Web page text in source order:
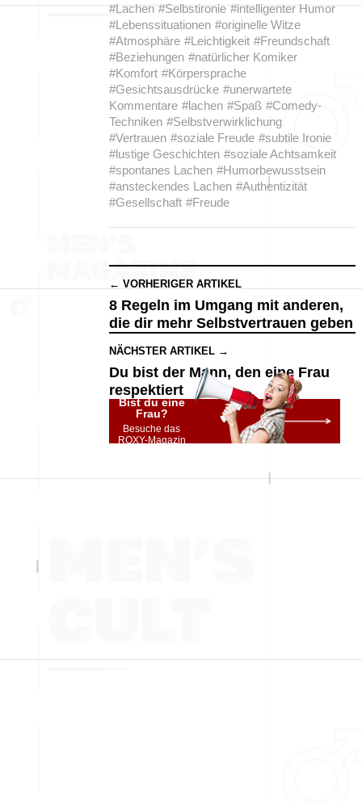
#Lachen #Selbstironie #intelligenter Humor
#Lebenssituationen #originelle Witze
#Atmosphäre #Leichtigkeit #Freundschaft
#Beziehungen #natürlicher Komiker
#Komfort #Körpersprache
#Gesichtsausdrücke #unerwartete
Kommentare #lachen #Spaß #Comedy-
Techniken #Selbstverwirklichung
#Vertrauen #soziale Freude #subtile Ironie
#lustige Geschichten #soziale Achtsamkeit
#spontanes Lachen #Humorbewusstsein
#ansteckendes Lachen #Authentizität
#Gesellschaft #Freude
← VORHERIGER ARTIKEL
8 Regeln im Umgang mit anderen,
die dir mehr Selbstvertrauen geben
NÄCHSTER ARTIKEL →
Du bist der Mann, den eine Frau
respektiert
Bist du eine
Frau?
Besuche das
ROXY-Magazin